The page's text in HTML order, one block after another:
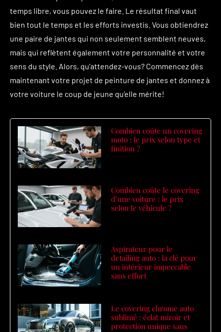
temps libre, vous pouvez le faire. Le résultat final vaut
bien tout le temps et les efforts investis. Vous obtiendrez
une paire de jantes qui non seulement semblent neuves,
mais qui reflètent également votre personnalité et votre
sens du style. Alors, qu’attendez-vous? Commencez dès
maintenant votre projet de peinture de jantes et donnez à
votre voiture le coup de jeune qu’elle mérite!
Combien coûte un covering
moto : le prix selon type et
finition ?
Combien coûte le covering
d’une voiture : le prix
selon le véhicule ?
Aspirateur pour le
detailing auto : la clé pour
un intérieur impeccable
sans effort
Le covering chrome auto
sublimé : éclat miroir et
protection unique sans